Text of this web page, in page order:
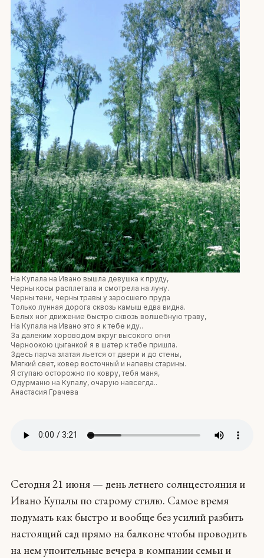
На Купала на Ивано вышла девушка к пруду,
Черны косы расплетала и смотрела на луну.
Черны тени, черны травы у заросшего пруда
Только лунная дорога сквозь камыш едва видна.
Белых ног движение быстро сквозь волшебную траву,
На Купала на Ивано это я к тебе иду..
За далеким хороводом вкруг высокого огня
Черноокою цыганкой я в шатер к тебе пришла.
Здесь парча златая льется от двери и до стены,
Мягкий свет, ковер восточный и напевы старины.
Я ступаю осторожно по ковру, тебя маня,
Одурманю на Купалу, очарую навсегда..
Анастасия Грачева
Сегодня 21 июня — день летнего солнцестояния и
Ивано Купалы по старому стилю. Самое время
подумать как быстро и вообще без усилий разбить
настоящий сад прямо на балконе чтобы проводить
на нем упоительные вечера в компании семьи и